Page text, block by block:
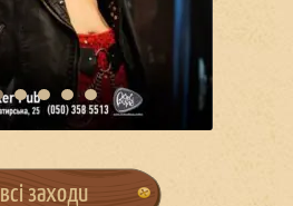
всі заходи